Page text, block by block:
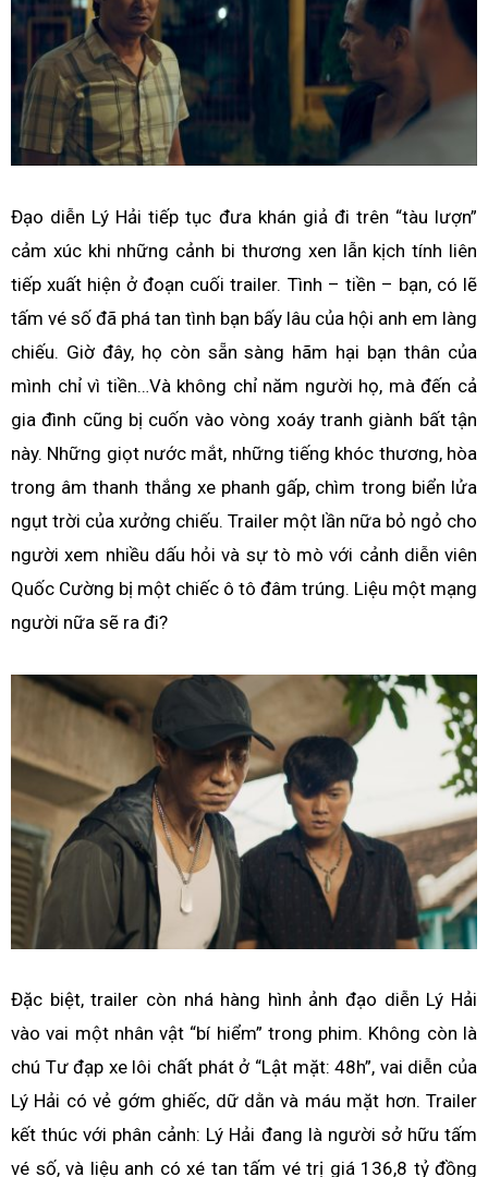
Đạo diễn Lý Hải tiếp tục đưa khán giả đi trên “tàu lượn”
cảm xúc khi những cảnh bi thương xen lẫn kịch tính liên
tiếp xuất hiện ở đoạn cuối trailer. Tình – tiền – bạn, có lẽ
tấm vé số đã phá tan tình bạn bấy lâu của hội anh em làng
chiếu. Giờ đây, họ còn sẵn sàng hãm hại bạn thân của
mình chỉ vì tiền…Và không chỉ năm người họ, mà đến cả
gia đình cũng bị cuốn vào vòng xoáy tranh giành bất tận
này. Những giọt nước mắt, những tiếng khóc thương, hòa
trong âm thanh thắng xe phanh gấp, chìm trong biển lửa
ngụt trời của xưởng chiếu. Trailer một lần nữa bỏ ngỏ cho
người xem nhiều dấu hỏi và sự tò mò với cảnh diễn viên
Quốc Cường bị một chiếc ô tô đâm trúng. Liệu một mạng
người nữa sẽ ra đi?
Đặc biệt, trailer còn nhá hàng hình ảnh đạo diễn Lý Hải
vào vai một nhân vật “bí hiểm” trong phim. Không còn là
chú Tư đạp xe lôi chất phát ở “Lật mặt: 48h”, vai diễn của
Lý Hải có vẻ gớm ghiếc, dữ dằn và máu mặt hơn. Trailer
kết thúc với phân cảnh: Lý Hải đang là người sở hữu tấm
vé số, và liệu anh có xé tan tấm vé trị giá 136,8 tỷ đồng